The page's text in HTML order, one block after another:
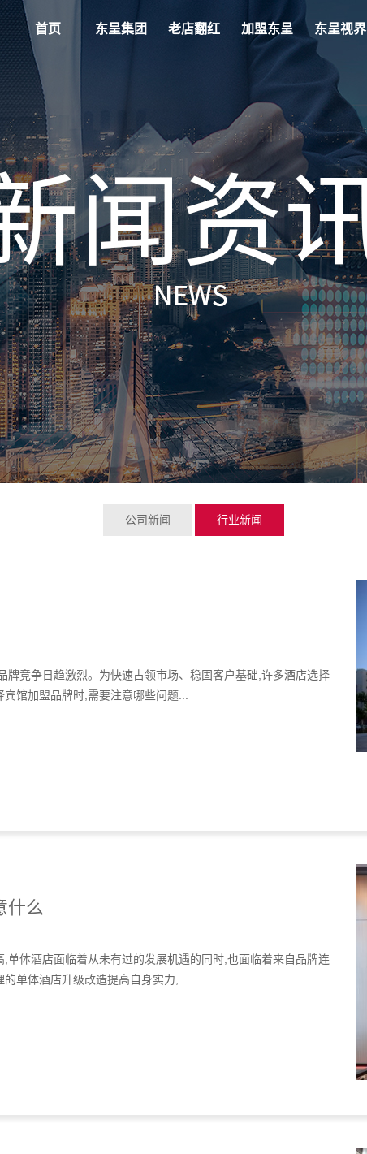
首页 东呈集团 老店翻红 加盟东呈 东呈视界
公司新闻 行业新闻
牌竞争日趋激烈。为快速占领市场、稳固客户基础,许多酒店选择
馆加盟品牌时,需要注意哪些问题...
什么
单体酒店面临着从未有过的发展机遇的同时,也面临着来自品牌连
单体酒店升级改造提高自身实力,...